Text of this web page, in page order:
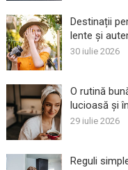
Destinații
lente și
30 iulie 2026
O rutină
lucioasă și
29 iulie 2026
Reguli